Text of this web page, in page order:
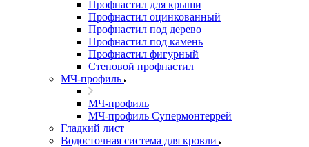
Профнастил для крыши
Профнастил оцинкованный
Профнастил под дерево
Профнастил под камень
Профнастил фигурный
Стеновой профнастил
МЧ-профиль
МЧ-профиль
МЧ-профиль Супермонтеррей
Гладкий лист
Водосточная система для кровли